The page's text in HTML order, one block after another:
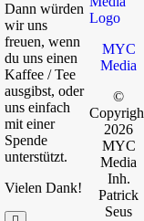
Dann würden
wir uns
freuen, wenn
du uns einen
Kaffee / Tee
ausgibst, oder
uns einfach
mit einer
Spende
unterstützt.
Vielen Dank!
MYC
Media
©
2026
MYC
Media
Inh.
Patrick
Seus